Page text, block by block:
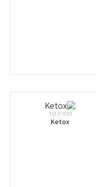
מנורת קיר
Ketox